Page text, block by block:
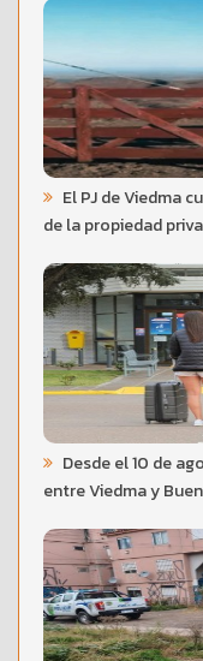
El PJ de Viedma
de la propiedad
Desde el 10 de
entre Viedma y